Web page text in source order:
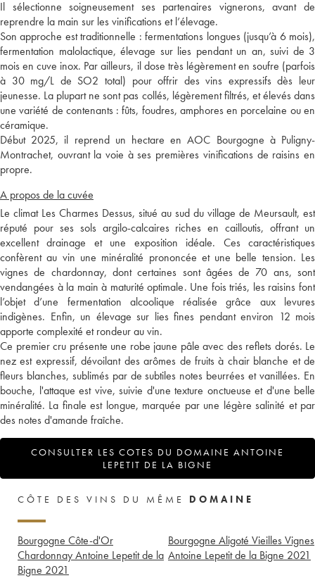
Il sélectionne soigneusement ses partenaires vignerons, avant de
reprendre la main sur les vinifications et l’élevage.
Son approche est traditionnelle : fermentations longues (jusqu’à 6 mois),
fermentation malolactique, élevage sur lies pendant un an, suivi de 3
mois en cuve inox. Par ailleurs, il dose très légèrement en soufre (parfois
à 30 mg/L de SO2 total) pour offrir des vins expressifs dès leur
jeunesse. La plupart ne sont pas collés, légèrement filtrés, et élevés dans
une variété de contenants : fûts, foudres, amphores en porcelaine ou en
céramique.
Début 2025, il reprend un hectare en AOC Bourgogne à Puligny-
Montrachet, ouvrant la voie à ses premières vinifications de raisins en
propre.
A propos de la cuvée
Le climat Les Charmes Dessus, situé au sud du village de Meursault, est
réputé pour ses sols argilo-calcaires riches en cailloutis, offrant un
excellent drainage et une exposition idéale. Ces caractéristiques
confèrent au vin une minéralité prononcée et une belle tension. Les
vignes de chardonnay, dont certaines sont âgées de 70 ans, sont
vendangées à la main à maturité optimale. Une fois triés, les raisins font
l’objet d’une fermentation alcoolique réalisée grâce aux levures
indigènes. Enfin, un élevage sur lies fines pendant environ 12 mois
apporte complexité et rondeur au vin.
Ce premier cru présente une robe jaune pâle avec des reflets dorés. Le
nez est expressif, dévoilant des arômes de fruits à chair blanche et de
fleurs blanches, sublimés par de subtiles notes beurrées et vanillées. En
bouche, l'attaque est vive, suivie d'une texture onctueuse et d'une belle
minéralité. La finale est longue, marquée par une légère salinité et par
des notes d'amande fraîche.
CONSULTER LES COTES DU DOMAINE ANTOINE
LEPETIT DE LA BIGNE
CÔTE DES VINS DU MÊME DOMAINE
Bourgogne Côte-d'Or
Chardonnay Antoine Lepetit de la
Bigne 2021
Bourgogne Aligoté Vieilles Vignes
Antoine Lepetit de la Bigne 2021